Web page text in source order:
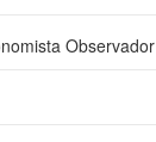
Observador